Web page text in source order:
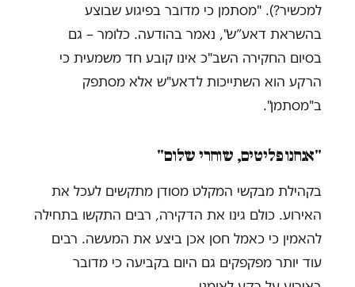
למכשיר?). "מסתמן כי מדובר בפיגוע שבוצע
בהשראת דאע”ש", נאמר בהודעה. כלומר – גם
בסיום החקירה השב"כ אינו קובע חד משמעית כי
הרקע הוא השתייכות לדאע"ש אלא מסתפק
ב"מסתמן".
"אנחנו פליטים, שוחרי שלום"
בקהילת מבקשי המקלט מסודן מתקשים לעכל את
האירוע. כולם גינו את הדקירה, רבים התקשו בתחילה
להאמין כי כאמל חסן אכן ביצע את המעשה. רבים
עוד יותר מפקפקים גם היום בקביעה כי מדובר